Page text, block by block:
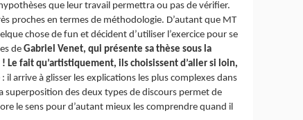
que leur travail permettra ou pas de vérifier.
proches en termes de méthodologie. D’autant que MT
chose de fun et décident d’utiliser l’exercice pour se
deGabriel Venet, qui présente sa thèse sous la
Le fait qu’artistiquement, ils choisissent d’aller si loin,
il arrive à glisser les explications les plus complexes dans
superposition des deux types de discours permet de
le sens pour d’autant mieux les comprendre quand il